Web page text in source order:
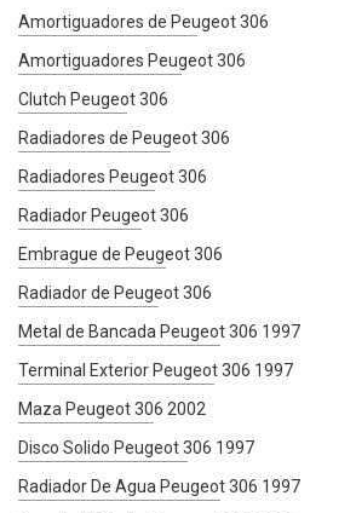
Amortiguadores de Peugeot 306
Amortiguadores Peugeot 306
Clutch Peugeot 306
Radiadores de Peugeot 306
Radiadores Peugeot 306
Radiador Peugeot 306
Embrague de Peugeot 306
Radiador de Peugeot 306
Metal de Bancada Peugeot 306 1997
Terminal Exterior Peugeot 306 1997
Maza Peugeot 306 2002
Disco Solido Peugeot 306 1997
Radiador De Agua Peugeot 306 1997